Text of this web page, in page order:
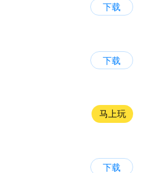
下载
下载
马上玩
下载